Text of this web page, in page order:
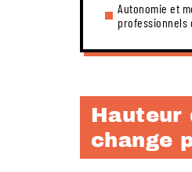
Autonomie et
professionnels
Hauteur
change